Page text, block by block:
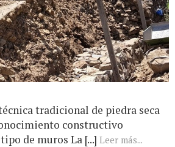
tradicional de piedra seca
constructivo
de muros La [...] Leer más...